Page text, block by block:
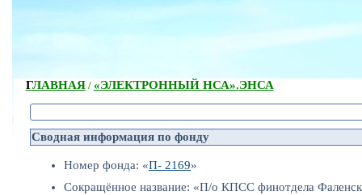
ГЛАВНАЯ/ «ЭЛЕКТРОННЫЙ НСА».ЭНСА
Сводная информация по фонду
Номер фонда: «П- 2169»
Сокращённое название: «П/о КПСС финотдела